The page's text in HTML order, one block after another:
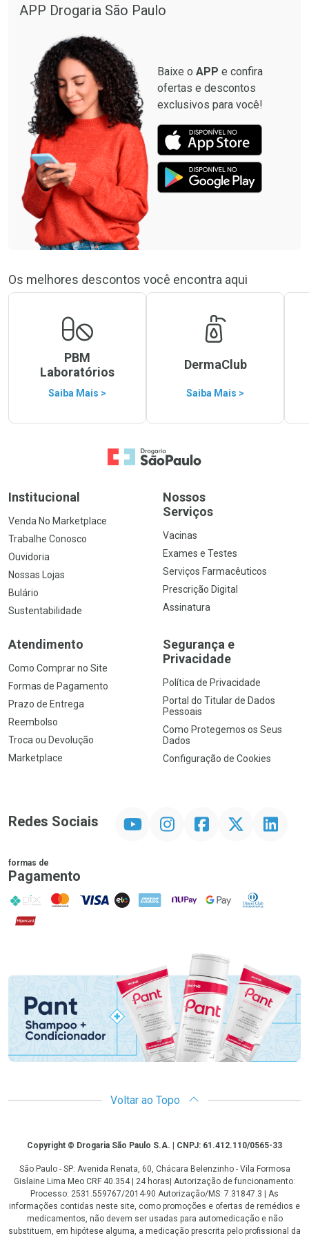
APP Drogaria São Paulo
Baixe o APP e confira
ofertas e descontos
exclusivos para você!
Os melhores descontos você encontra aqui
PBM
Laboratórios
Saiba Mais >
DermaClub
Saiba Mais >
Ir para a Home
Institucional
Venda No Marketplace
Trabalhe Conosco
Ouvidoria
Nossas Lojas
Bulário
Sustentabilidade
Nossos
Serviços
Vacinas
Exames e Testes
Serviços Farmacêuticos
Prescrição Digital
Assinatura
Atendimento
Como Comprar no Site
Formas de Pagamento
Prazo de Entrega
Reembolso
Troca ou Devolução
Marketplace
Segurança e
Privacidade
Política de Privacidade
Portal do Titular de Dados
Pessoais
Como Protegemos os Seus
Dados
Configuração de Cookies
Redes Sociais InstagramFacebookTwitter Linkedin
formas de
Pagamento
PIX MasterCard
VISA ELO AMEX NuPay Google PayDiners Club
Hipercard
Promoção em Destaque
Voltar ao Topo
CopyrightCopyright © Drogaria São Paulo S.A. | CNPJ: 61.412.110/0565-33
São Paulo - SP: Avenida Renata, 60, Chácara Belenzinho - Vila Formosa
Gislaine Lima Meo CRF 40.354 | 24 horas| Autorização de funcionamento:
Processo: 2531.559767/2014-90 Autorização/MS: 7.31847.3 | As
informações contidas neste site, como promoções e ofertas de remédios e
medicamentos, não devem ser usadas para automedicação e não
substituem, em hipótese alguma, a medicação prescrita pelo profissional da